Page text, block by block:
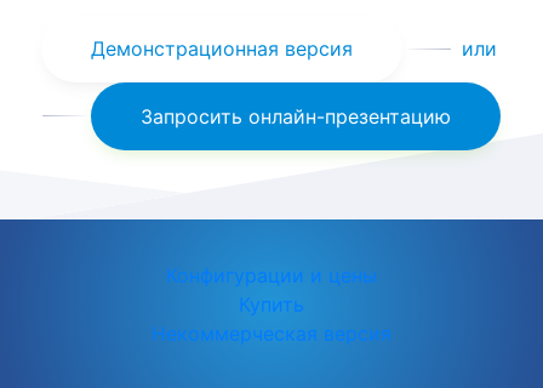
Демонстрационная версия или
Запросить онлайн-презентацию
Конфигурации и цены
Купить
Некоммерческая версия